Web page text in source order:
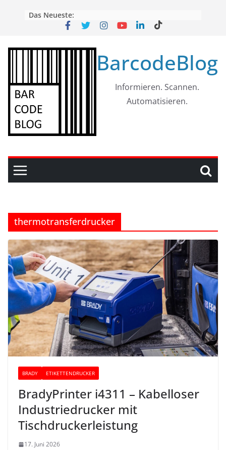
Das Neueste:
BarcodeBlog
Informieren. Scannen.
Automatisieren.
thermotransferdrucker
BRADY ETIKETTENDRUCKER
BradyPrinter i4311 – Kabelloser
Industriedrucker mit
Tischdruckerleistung
17. Juni 2026